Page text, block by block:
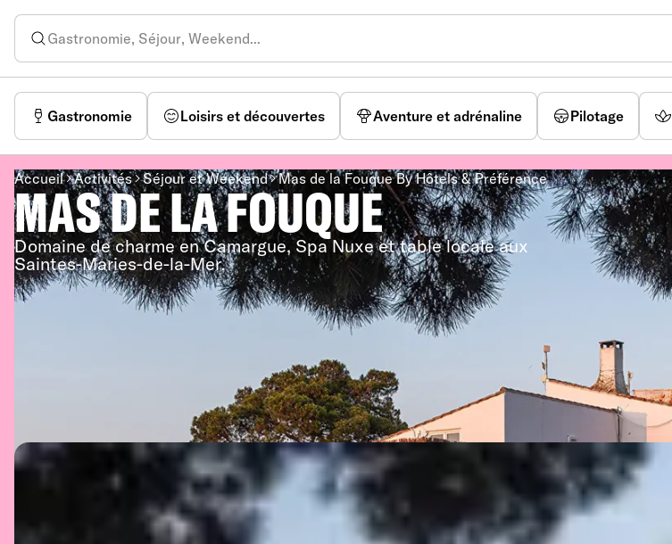
Gastronomie Loisirs et découvertes Aventure et adrénaline Pilotage
Accueil Activités Séjour et Weekend Mas de la Fouque By Hôtels & Préférence
MAS DE LA FOUQUE
Domaine de charme en Camargue, Spa Nuxe et table locale aux
Saintes-Maries-de-la-Mer.